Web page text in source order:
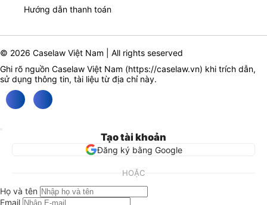
Hướng dẫn thanh toán
© 2026 Caselaw Việt Nam | All rights seserved
Ghi rõ nguồn Caselaw Việt Nam (https://caselaw.vn) khi trích dẫn,
sử dụng thông tin, tài liệu từ địa chỉ này.
Tạo tài khoản
Đăng ký bằng Google
HOẶC
Họ và tên
Email